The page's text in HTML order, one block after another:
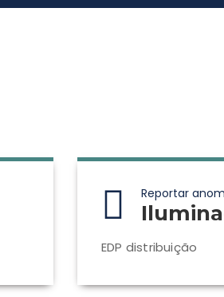
Reportar
EDP distribuição